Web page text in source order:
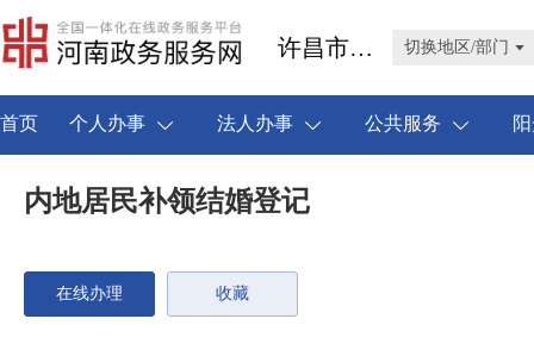
许昌市禹州市 切换地区/部门
首页 个人办事 法人办事 公共服务
内地居民补领结婚登记
在线办理 收藏